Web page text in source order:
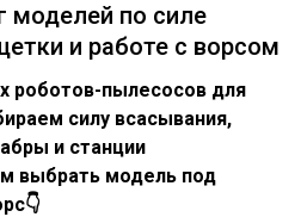
моделей по силе
и работе с ворсом
роботов-пылесосов для
силу всасывания,
и станции
выбрать модель под